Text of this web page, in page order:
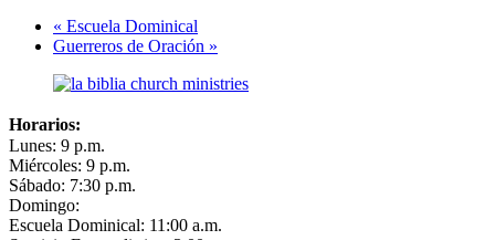
« Escuela Dominical
Guerreros de Oración »
Horarios:
Lunes: 9 p.m.
Miércoles: 9 p.m.
Sábado: 7:30 p.m.
Domingo:
Escuela Dominical: 11:00 a.m.